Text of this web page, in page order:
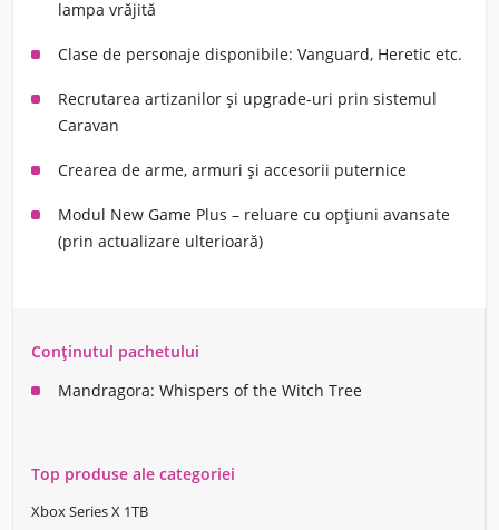
lampa vrăjită
Clase de personaje disponibile: Vanguard, Heretic etc.
Recrutarea artizanilor și upgrade-uri prin sistemul
Caravan
Crearea de arme, armuri și accesorii puternice
Modul New Game Plus – reluare cu opțiuni avansate
(prin actualizare ulterioară)
Conținutul pachetului
Mandragora: Whispers of the Witch Tree
Top produse ale categoriei
Xbox Series X 1TB